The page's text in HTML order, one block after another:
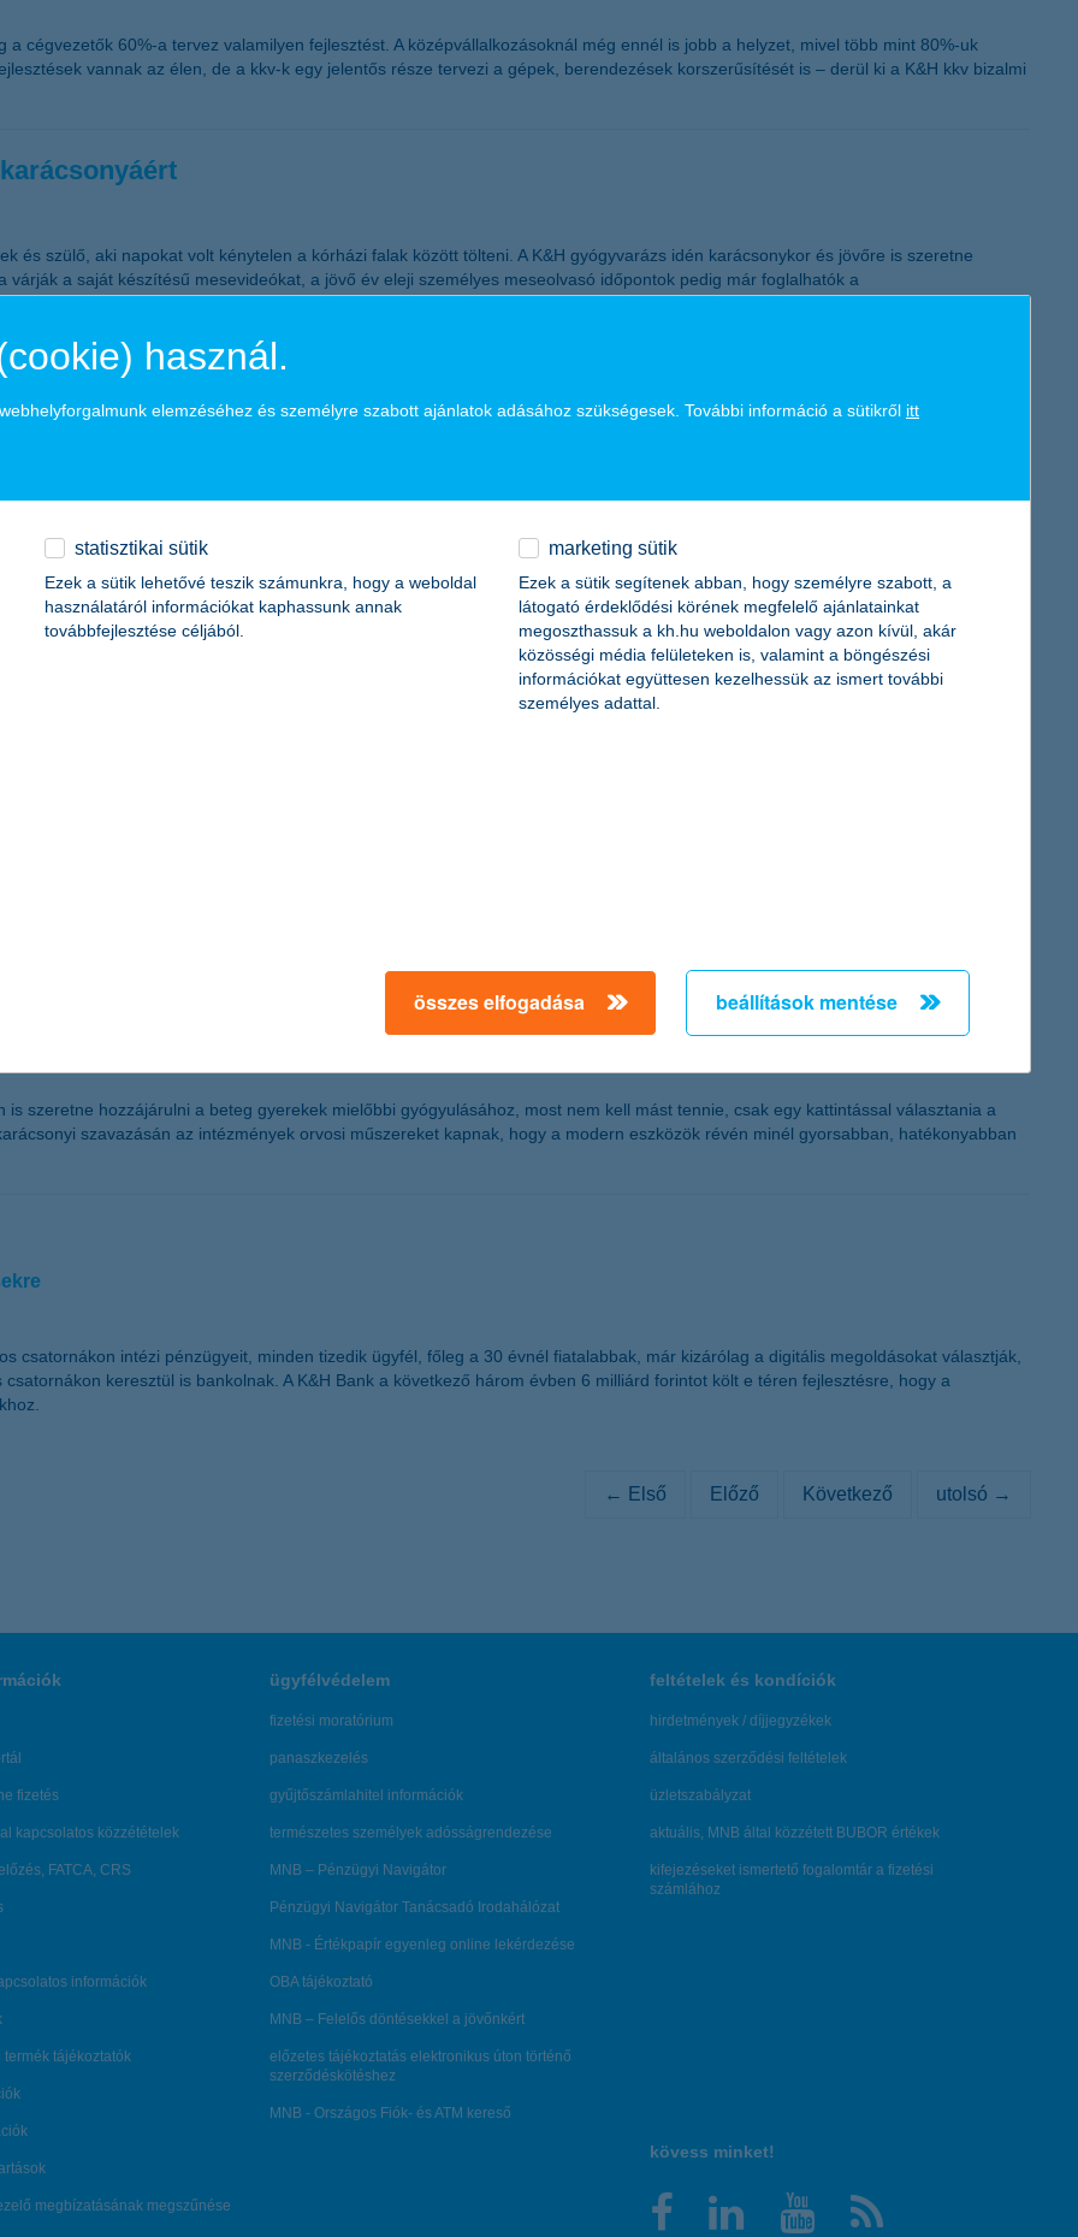
cégvezetők 60%-a tervez valamilyen fejlesztést. A középvállalkozásoknál még ennél is jobb a helyzet, mivel több mint 80%-uk
vannak az élen, de a kkv-k egy jelentős része tervezi a gépek, berendezések korszerűsítését is – derül ki a K&H kkv bizalmi
és szülő, aki napokat volt kénytelen a kórházi falak között tölteni. A K&H gyógyvarázs idén karácsonykor és jövőre is szeretne
a saját készítésű mesevideókat, a jövő év eleji személyes meseolvasó időpontok pedig már foglalhatók a
előzik meg az autók
még a sci-fik világából ismert sofőr nélküli autók, amelyek többek között a baleseti statisztikákat javíthatják, de emellett az
a piacok továbbra sem fogynak ki a pénzből, hiszen az Európai Központi Bank és a Japán Központi Bank folytatja a
szeretne hozzájárulni a beteg gyerekek mielőbbi gyógyulásához, most nem kell mást tennie, csak egy kattintással választania a
szavazásán az intézmények orvosi műszereket kapnak, hogy a modern eszközök révén minél gyorsabban, hatékonyabban
csatornákon intézi pénzügyeit, minden tizedik ügyfél, főleg a 30 évnél fiatalabbak, már kizárólag a digitális megoldásokat választják,
keresztül is bankolnak. A K&H Bank a következő három évben 6 milliárd forintot költ e téren fejlesztésre, hogy a
← Első Előző Következő utolsó →
fizetés
kapcsolatos közzétételek
FATCA, CRS
információk
termék tájékoztatók
megbízatásának megszűnése
ügyfélvédelem
fizetési moratórium
panaszkezelés
gyűjtőszámlahitel információk
természetes személyek adósságrendezése
MNB – Pénzügyi Navigátor
Pénzügyi Navigátor Tanácsadó Irodahálózat
MNB - Értékpapír egyenleg online lekérdezése
OBA tájékoztató
MNB – Felelős döntésekkel a jövőnkért
előzetes tájékoztatás elektronikus úton történő
szerződéskötéshez
MNB - Országos Fiók- és ATM kereső
feltételek és kondíciók
hirdetmények / díjjegyzékek
általános szerződési feltételek
üzletszabályzat
aktuális, MNB által közzétett BUBOR értékek
kifejezéseket ismertető fogalomtár a fizetési
számlához
kövess minket!
használ.
elemzéséhez és személyre szabott ajánlatok adásához szükségesek. További információ a sütikről itt
statisztikai sütik
Ezek a sütik lehetővé teszik számunkra, hogy a weboldal
használatáról információkat kaphassunk annak
továbbfejlesztése céljából.
marketing sütik
Ezek a sütik segítenek abban, hogy személyre szabott, a
látogató érdeklődési körének megfelelő ajánlatainkat
megoszthassuk a kh.hu weboldalon vagy azon kívül, akár
közösségi média felületeken is, valamint a böngészési
információkat együttesen kezelhessük az ismert további
személyes adattal.
összes elfogadása beállítások mentése